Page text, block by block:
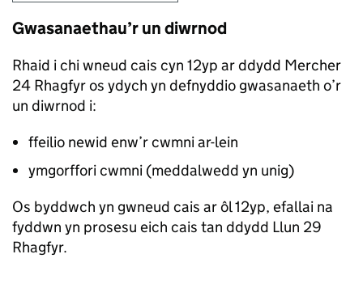
Gwasanaethau’r un diwrnod
Rhaid i chi wneud cais cyn 12yp ar ddydd Mercher
24 Rhagfyr os ydych yn defnyddio gwasanaeth o’r
un diwrnod i:
ffeilio newid enw’r cwmni ar-lein
ymgorffori cwmni (meddalwedd yn unig)
Os byddwch yn gwneud cais ar ôl 12yp, efallai na
fyddwn yn prosesu eich cais tan ddydd Llun 29
Rhagfyr.